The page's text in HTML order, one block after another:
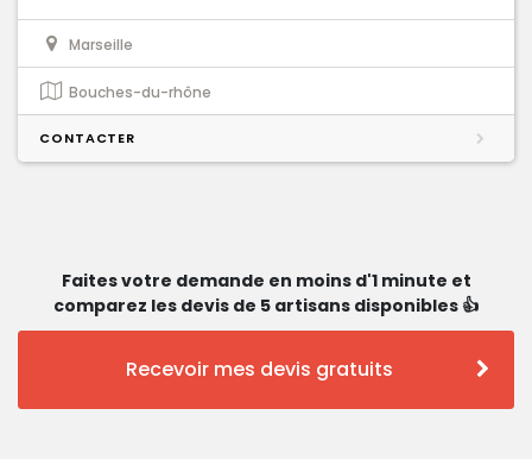
Marseille
Bouches-du-rhône
CONTACTER
Faites votre demande en moins d'1 minute et
comparez les devis de 5 artisans disponibles 👍
Recevoir mes devis gratuits